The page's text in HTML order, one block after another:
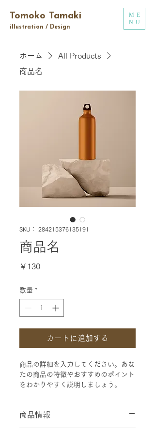
Tomoko Tamaki
illustration / Design
ME
NU
ホーム
All Products
商品名
SKU： 284215376135191
商品名
￥130価
数量 *
カートに追加する
商品の詳細を入力してください。あな
たの商品の特徴やおすすめのポイント
をわかりやすく説明しましょう。
商品情報